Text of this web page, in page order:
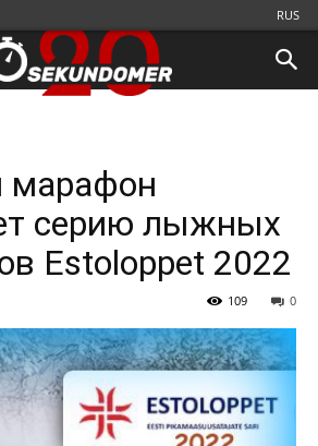
RUS
марафон
серию лыжных
Estoloppet 2022
0
109